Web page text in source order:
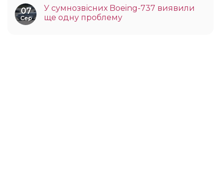
07
Сер
У сумнозвісних Boeing-737 виявили
ще одну проблему